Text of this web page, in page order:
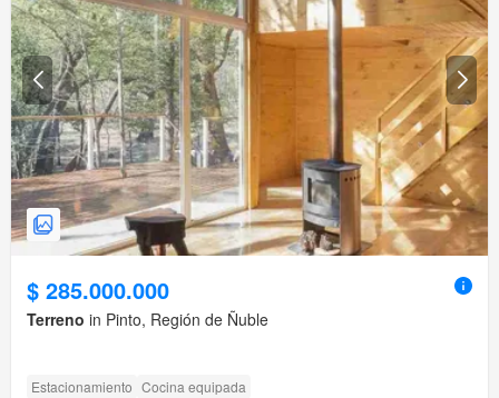
$ 285.000.000
Terreno in Pinto, Región de Ñuble
Estacionamiento Cocina equipada